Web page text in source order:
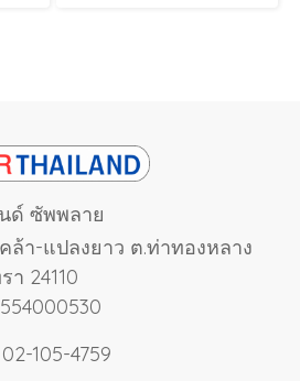
ซัพพลาย
ล้า-แปลงยาว ต.ท่าทองหลาง
า 24110
105-4759